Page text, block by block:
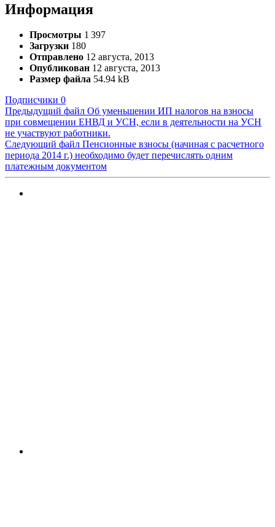
Информация
Просмотры 1 397
Загрузки 180
Отправлено 12 августа, 2013
Опубликован 12 августа, 2013
Размер файла 54.94 kB
Подписчики 0
Предыдущий файл Об уменьшении ИП налогов на взносы
при совмещении ЕНВД и УСН, если в деятельности на УСН
не участвуют работники.
Следующий файл Пенсионные взносы (начиная с расчетного
периода 2014 г.) необходимо будет перечислять одним
платежным документом